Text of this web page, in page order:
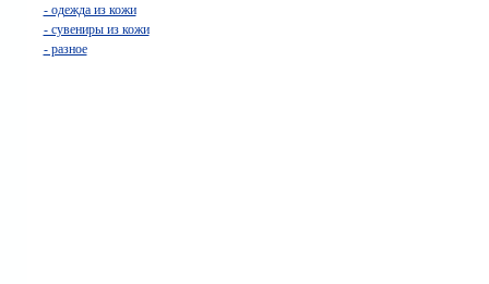
- одежда из кожи
- сувениры из кожи
- разное